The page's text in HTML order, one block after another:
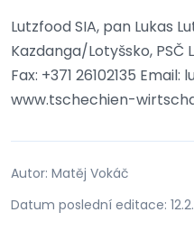
Lutzfood SIA, pan Lukas
Kazdanga/Lotyšsko, PSČ
Fax: +371 26102135
www.tschechien-
Autor: Matěj Vokáč
Datum poslední editace: